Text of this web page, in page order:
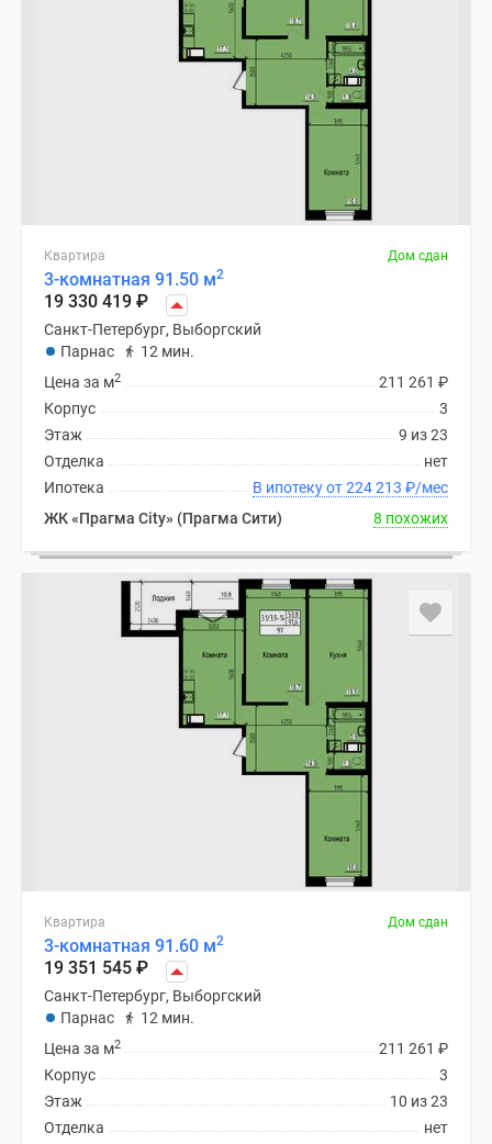
Квартира Дом сдан
3-комнатная 91.50 м2
19 330 419 ₽
Санкт-Петербург, Выборгский
Парнас
12 мин.
211 261 ₽
Цена за м2
3
Корпус
9 из 23
Этаж
нет
Отделка
В ипотеку от 224 213 ₽/мес
Ипотека
ЖК «Прагма City» (Прагма Сити)
8 похожих
Квартира Дом сдан
3-комнатная 91.60 м2
19 351 545 ₽
Санкт-Петербург, Выборгский
Парнас
12 мин.
211 261 ₽
Цена за м2
3
Корпус
10 из 23
Этаж
нет
Отделка